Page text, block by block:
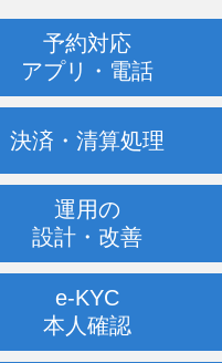
予約対応
アプリ・電話
決済・清算処理
運用の
設計・改善
e-KYC
本人確認